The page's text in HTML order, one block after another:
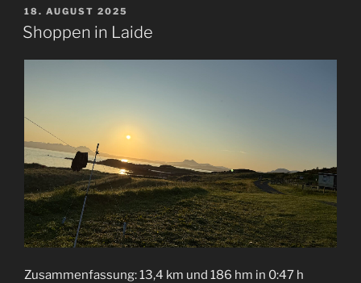
VERÖFFENTLICHT
AM
18. AUGUST 2025
Shoppen in Laide
Zusammenfassung: 13,4 km und 186 hm in 0:47 h